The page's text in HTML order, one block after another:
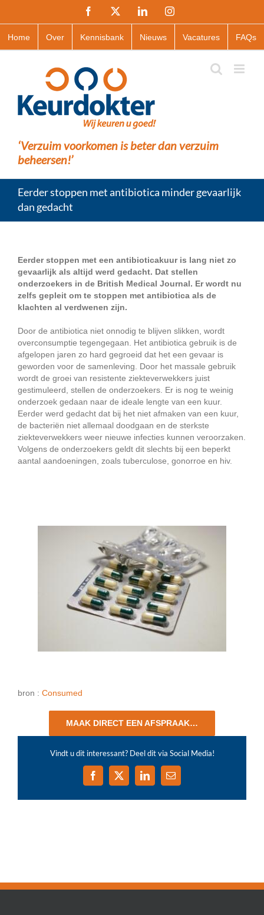
Facebook LinkedInInstagram
Home Over Kennisbank Nieuws Vacatures FAQs
‘Verzuim voorkomen is beter dan verzuim
beheersen!’
Eerder stoppen met antibiotica minder gevaarlijk
dan gedacht
Eerder stoppen met een antibioticakuur is lang niet zo
gevaarlijk als altijd werd gedacht. Dat stellen
onderzoekers in de British Medical Journal. Er wordt nu
zelfs gepleit om te stoppen met antibiotica als de
klachten al verdwenen zijn.
Door de antibiotica niet onnodig te blijven slikken, wordt
overconsumptie tegengegaan. Het antibiotica gebruik is de
afgelopen jaren zo hard gegroeid dat het een gevaar is
geworden voor de samenleving. Door het massale gebruik
wordt de groei van resistente ziekteverwekkers juist
gestimuleerd, stellen de onderzoekers. Er is nog te weinig
onderzoek gedaan naar de ideale lengte van een kuur.
Eerder werd gedacht dat bij het niet afmaken van een kuur,
de bacteriën niet allemaal doodgaan en de sterkste
ziekteverwekkers weer nieuwe infecties kunnen veroorzaken.
Volgens de onderzoekers geldt dit slechts bij een beperkt
aantal aandoeningen, zoals tuberculose, gonorroe en hiv.
bron : Consumed
MAAK DIRECT EEN AFSPRAAK…
Vindt u dit interessant? Deel dit via Social Media!
Facebook
X LinkedIn
E-